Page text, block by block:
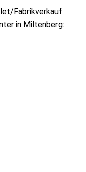
Fabrikverkauf
in Miltenberg: